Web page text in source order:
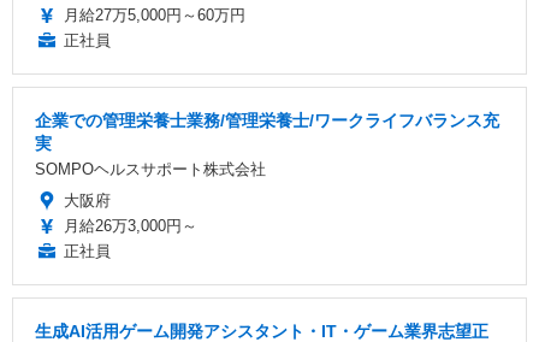
月給27万5,000円～60万円
正社員
企業での管理栄養士業務/管理栄養士/ワークライフバランス充
実
SOMPOヘルスサポート株式会社
大阪府
月給26万3,000円～
正社員
生成AI活用ゲーム開発アシスタント・IT・ゲーム業界志望正